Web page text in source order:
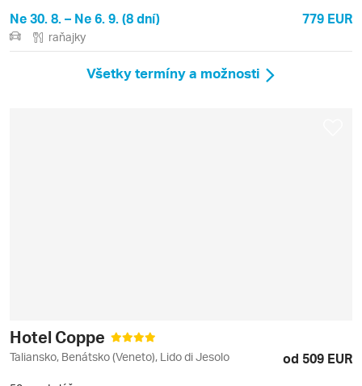
Ne 30. 8. – Ne 6. 9. (8 dní) 779 EUR
raňajky
Všetky termíny a možnosti
Hotel Coppe
Taliansko, Benátsko (Veneto), Lido di Jesolo od 509 EUR